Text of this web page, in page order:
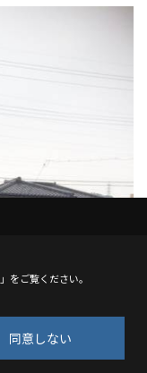
」をご覧ください。
同意しない